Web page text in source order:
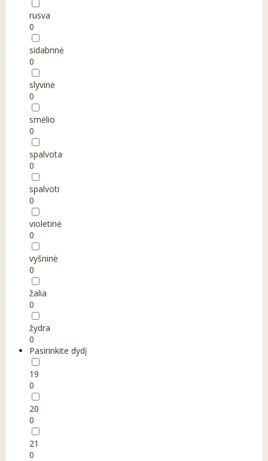
rusva
0
sidabrinė
0
slyvinė
0
smėlio
0
spalvota
0
spalvoti
0
violetinė
0
vyšninė
0
žalia
0
žydra
0
Pasirinkite dydį
19
0
20
0
21
0